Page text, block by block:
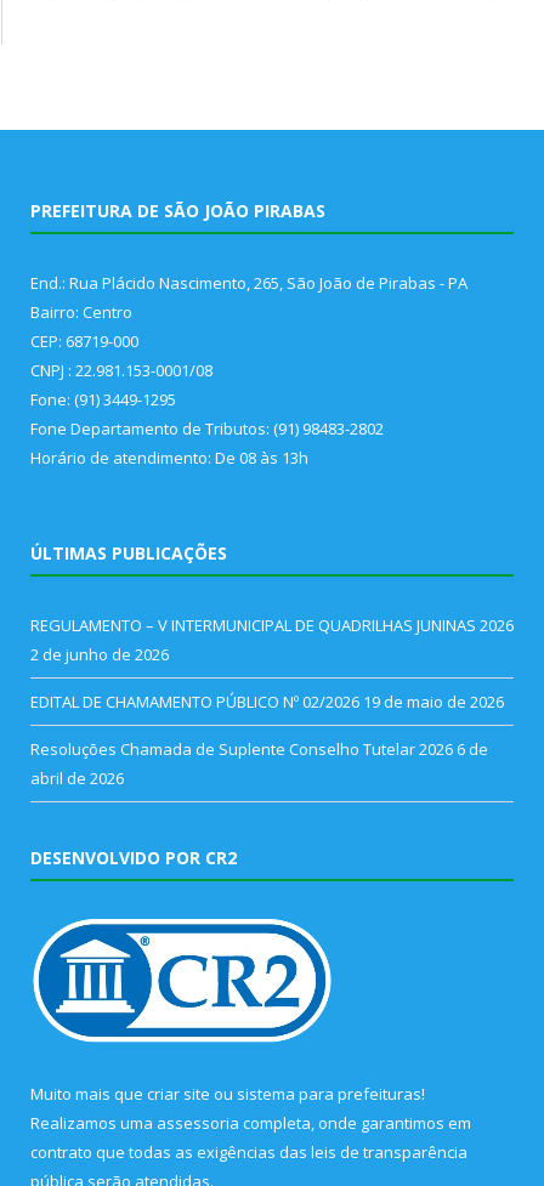
PREFEITURA DE SÃO JOÃO PIRABAS
End.: Rua Plácido Nascimento, 265, São João de Pirabas - PA
Bairro: Centro
CEP: 68719-000
CNPJ : 22.981.153-0001/08
Fone: (91) 3449-1295
Fone Departamento de Tributos: (91) 98483-2802
Horário de atendimento: De 08 às 13h
ÚLTIMAS PUBLICAÇÕES
REGULAMENTO – V INTERMUNICIPAL DE QUADRILHAS JUNINAS 2026
2 de junho de 2026
EDITAL DE CHAMAMENTO PÚBLICO Nº 02/2026 19 de maio de 2026
Resoluções Chamada de Suplente Conselho Tutelar 2026 6 de
abril de 2026
DESENVOLVIDO POR CR2
Muito mais que criar site ou sistema para prefeituras!
Realizamos uma assessoria completa, onde garantimos em
contrato que todas as exigências das leis de transparência
pública serão atendidas.